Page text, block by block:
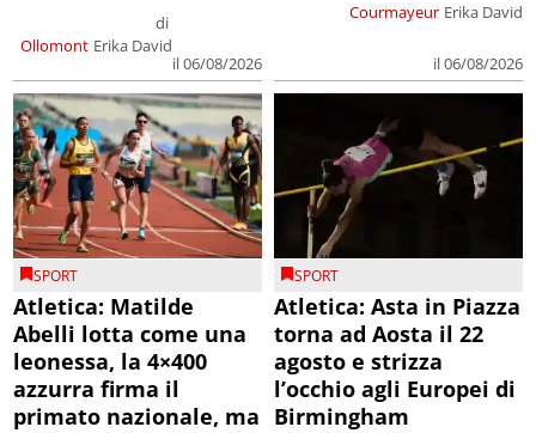
Ollomont
di
Erika David
il 06/08/2026
Courmayeur Erika David
il 06/08/2026
SPORT
Atletica: Matilde
Abelli lotta come una
leonessa, la 4×400
azzurra firma il
primato nazionale, ma
SPORT
Atletica: Asta in Piazza
torna ad Aosta il 22
agosto e strizza
l’occhio agli Europei di
Birmingham